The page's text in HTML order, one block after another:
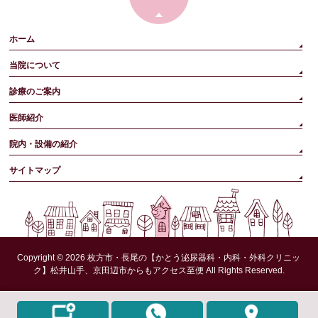
ホーム
当院について
診療のご案内
医師紹介
院内・設備の紹介
サイトマップ
Copyright © 2026枚方市・長尾の【かとう泌尿器科・内科・外科クリニッ
ク】松井山手、京田辺市からもアクセス至便All Rights Reserved.